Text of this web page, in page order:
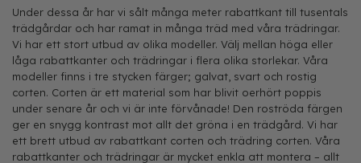
Under dessa år har vi sålt många meter rabattkant till tusentals
trädgårdar och har ramat in många träd med våra trädringar.
Vi har ett stort utbud av olika modeller. Välj mellan höga eller
låga rabattkanter och trädringar i flera olika storlekar. Våra
modeller finns i tre stycken färger; galvat, svart och rostig
corten. Corten är ett material som har blivit oerhört poppis
under senare år och vi är inte förvånade! Den roströda färgen
ger en snygg kontrast mot allt det gröna i en trädgård. Vi har
ett brett utbud av rabattkant corten och trädring corten. Våra
rabattkanter och trädringar är mycket enkla att montera – allt